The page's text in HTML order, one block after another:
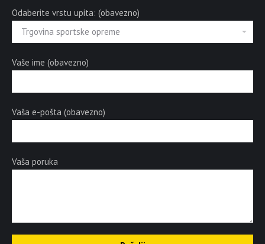
Odaberite vrstu upita: (obavezno)
Vaše ime (obavezno)
Vaša e-pošta (obavezno)
Vaša poruka